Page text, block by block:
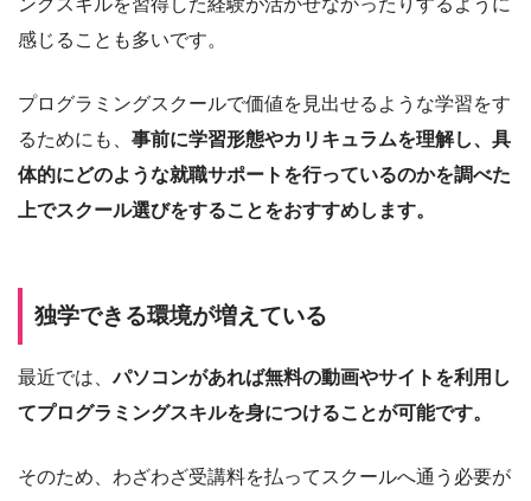
感じることも多いです。
プログラミングスクールで価値を見出せるような学習をす
るためにも、 事前に学習形態やカリキュラムを理解し、具
体的にどのような就職サポートを行っているのかを調べた
上でスクール選びをすることをおすすめします。
独学できる環境が増えている
最近では、パソコンがあれば無料の動画やサイトを利用し
てプログラミングスキルを身につけることが可能です。
そのため、わざわざ受講料を払ってスクールへ通う必要が